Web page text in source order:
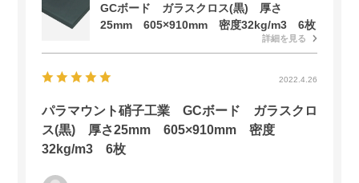
GCボード ガラスクロス(黒) 厚さ
25mm 605×910mm 密度32kg/m3 6枚
詳細を見る
2022.4.26
パラマウント硝子工業 GCボード ガラスクロ
ス(黒) 厚さ25mm 605×910mm 密度
32kg/m3 6枚